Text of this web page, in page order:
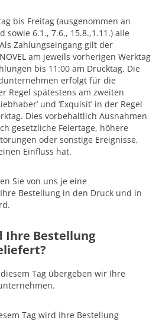
bis Freitag (ausgenommen an
sowie 6.1., 7.6., 15.8.,1.11.) alle
Zahlungseingang gilt der
am jeweils vorherigen Werktag
bis 11:00 am Drucktag. Die
erfolgt für die
Regel spätestens am zweiten
und ‘Exquisit’ in der Regel
Dies vorbehaltlich Ausnahmen
gesetzliche Feiertage, höhere
oder sonstige Ereignisse,
Einfluss hat.
Sie von uns je eine
Bestellung in den Druck und in
Ihre Bestellung
Tag übergeben wir Ihre
Tag wird Ihre Bestellung